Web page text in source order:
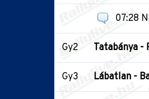
07:28
Gy2 Tatabánya -
Gy3 Lábatlan -